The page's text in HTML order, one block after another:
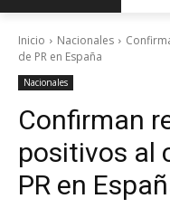
Inicio Nacionales
de PR en España
Nacionales
Confirman
positivos al
PR en